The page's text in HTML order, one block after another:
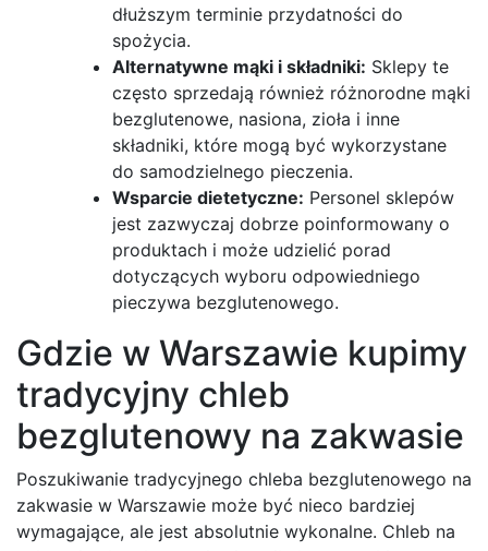
dłuższym terminie przydatności do
spożycia.
Alternatywne mąki i składniki: Sklepy te
często sprzedają również różnorodne mąki
bezglutenowe, nasiona, zioła i inne
składniki, które mogą być wykorzystane
do samodzielnego pieczenia.
Wsparcie dietetyczne: Personel sklepów
jest zazwyczaj dobrze poinformowany o
produktach i może udzielić porad
dotyczących wyboru odpowiedniego
pieczywa bezglutenowego.
Gdzie w Warszawie kupimy
tradycyjny chleb
bezglutenowy na zakwasie
Poszukiwanie tradycyjnego chleba bezglutenowego na
zakwasie w Warszawie może być nieco bardziej
wymagające, ale jest absolutnie wykonalne. Chleb na